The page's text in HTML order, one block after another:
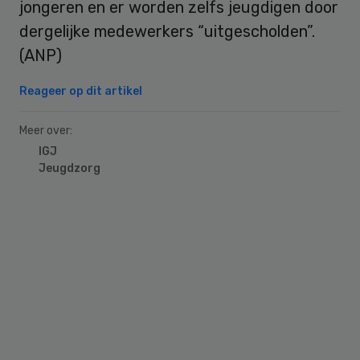
jongeren en er worden zelfs jeugdigen door
dergelijke medewerkers “uitgescholden”.
(ANP)
Reageer op dit artikel
Meer over:
IGJ
Jeugdzorg